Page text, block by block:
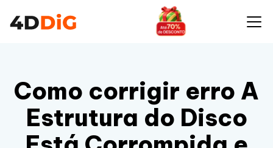
Como corrigir erro A
Estrutura do Disco